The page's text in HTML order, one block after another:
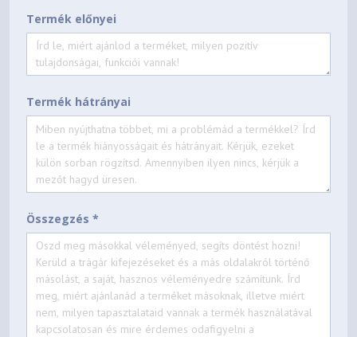
Termék előnyei
Termék hátrányai
Összegzés *